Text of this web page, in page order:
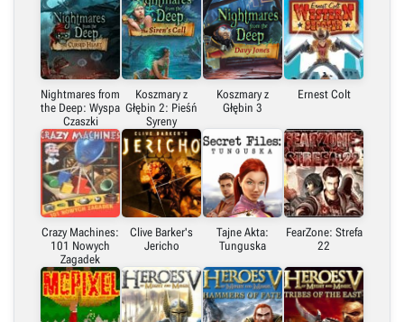
Nightmares from
the Deep: Wyspa
Czaszki
Koszmary z
Głębin 2: Pieśń
Syreny
Koszmary z
Głębin 3
Ernest Colt
Crazy Machines:
101 Nowych
Zagadek
Clive Barker's
Jericho
Tajne Akta:
Tunguska
FearZone: Strefa
22